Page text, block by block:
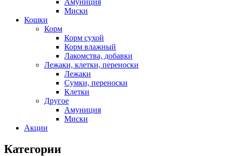
Миски
Кошки
Корм
Корм сухой
Корм влажный
Лакомства, добавки
Лежаки, клетки, переноски
Лежаки
Сумки, переноски
Клетки
Другое
Амуниция
Миски
Акции
Категории